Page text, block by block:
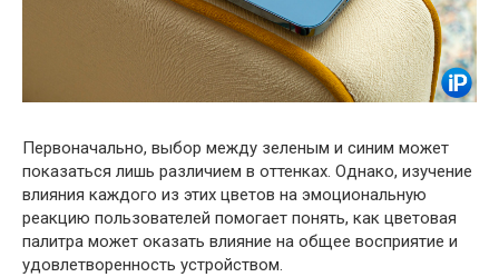
Первоначально, выбор между зеленым и синим может
показаться лишь различием в оттенках. Однако, изучение
влияния каждого из этих цветов на эмоциональную
реакцию пользователей помогает понять, как цветовая
палитра может оказать влияние на общее восприятие и
удовлетворенность устройством.